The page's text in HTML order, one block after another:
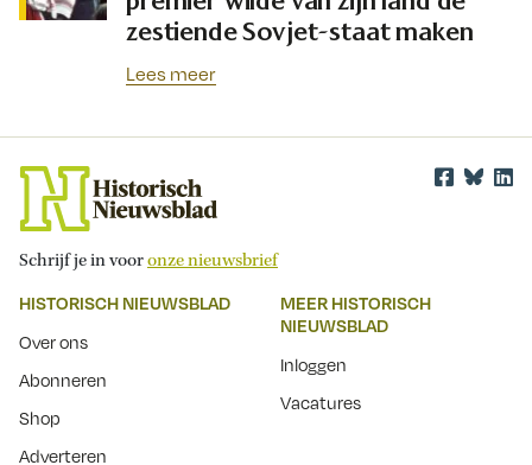
zestiende Sovjet-staat maken
Lees meer
Schrijf je in vooronze nieuwsbrief
HISTORISCH NIEUWSBLAD
Over ons
Abonneren
Shop
Adverteren
MEER HISTORISCH
NIEUWSBLAD
Inloggen
Vacatures